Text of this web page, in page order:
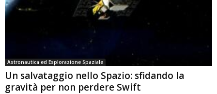
Astronautica ed Esplorazione Spaziale
Un salvataggio nello Spazio: sfidando la
gravità per non perdere Swift